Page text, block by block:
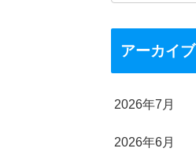
アーカイブ
2026年7月
2026年6月